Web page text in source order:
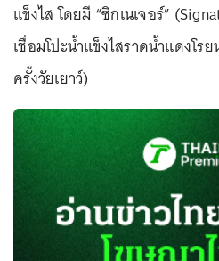
แข็งไส โดยมี “ซิกเนเจอร์”
เชื่อมโปะน้ำแข็งไสราดน้ำแดงโร
ครั้งวัยเยาว์)